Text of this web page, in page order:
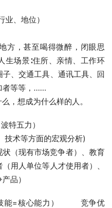
、地位）
方，甚至喝得微醉，闭眼思
生场景∶住所、亲情、工作环
、交通工具、通讯工具、回
者等等，……
，想成为什么样的人。
特五力）
技术等方面的宏观分析)
（现有市场竞争者）、教育
用人单位等人才使用者）、
品）
=核心能力）        竞争优